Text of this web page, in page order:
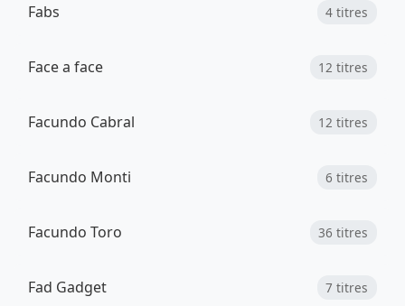
Fabs 4 titres
Face a face 12 titres
Facundo Cabral 12 titres
Facundo Monti 6 titres
Facundo Toro 36 titres
Fad Gadget 7 titres